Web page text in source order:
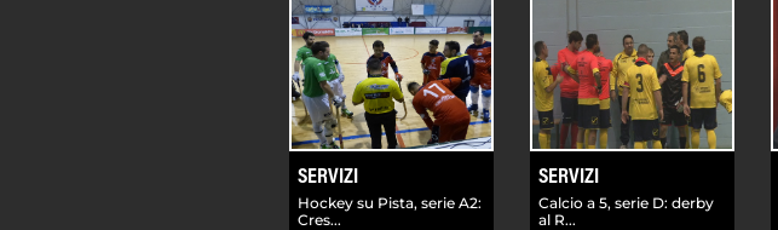
SERVIZI
Hockey su Pista, serie A2:
Cres...
SERVIZI
Calcio a 5, serie D: derby
al R...